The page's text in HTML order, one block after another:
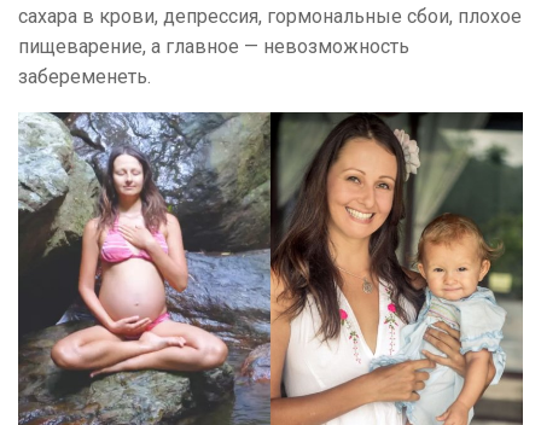
сахара в крови, депрессия, гормональные сбои, плохое
пищеварение, а главное — невозможность
забеременеть.